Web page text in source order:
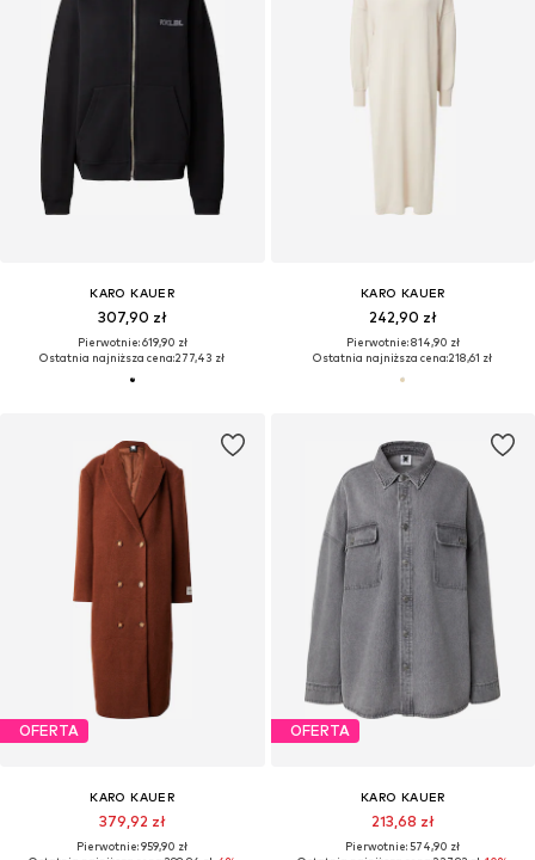
KARO KAUER
307,90 zł
Pierwotnie: 619,90 zł
Ostatnia najniższa cena:277,43 zł
KARO KAUER
242,90 zł
Pierwotnie: 814,90 zł
Ostatnia najniższa cena:218,61 zł
OFERTA
KARO KAUER
379,92 zł
Pierwotnie: 959,90 zł
OFERTA
KARO KAUER
213,68 zł
Pierwotnie: 574,90 zł